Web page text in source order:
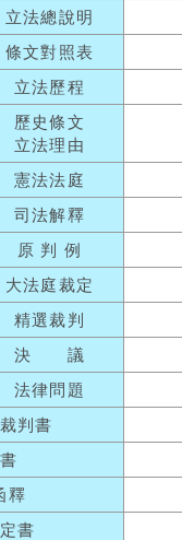
立法總說明
條文對照表
立法歷程
歷史條文
立法理由
憲法法庭
司法解釋
原 判 例
大法庭裁定
精選裁判
決 議
法律問題
判書
釋
書